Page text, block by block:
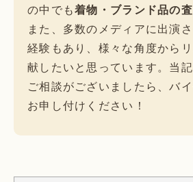
の中でも着物・ブランド品の
また、多数のメディアに出演
経験もあり、様々な角度から
献したいと思っています。当
ご相談がございましたら、バ
お申し付けください！